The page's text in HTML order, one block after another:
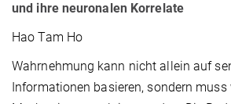
und ihre neuronalen Korrelate
Hao Tam Ho
Wahrnehmung kann nicht allein auf
Informationen basieren, sondern